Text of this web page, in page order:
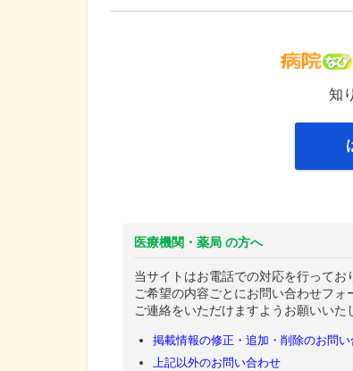
知
医療機関・薬局 の方へ
当サイトはお電話での対応を行ってお
ご希望の内容ごとにお問い合わせフ
ご連絡をいただけますようお願いいた
掲載情報の修正・追加・削除のお問
上記以外のお問い合わせ